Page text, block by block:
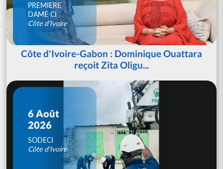
PREMIERE
DAME CI
Côte d'Ivoire
Côte d'Ivoire-Gabon : Dominique Ouattara
reçoit Zita Oligu...
6 Août
2026
SODECI
Côte d'Ivoire